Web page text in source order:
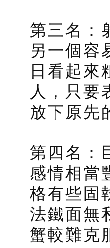
第三名：
另一個
日看起來
人，只要
放下原先
第四名：
感情相當
格有些固
法鐵面無
蟹較難克